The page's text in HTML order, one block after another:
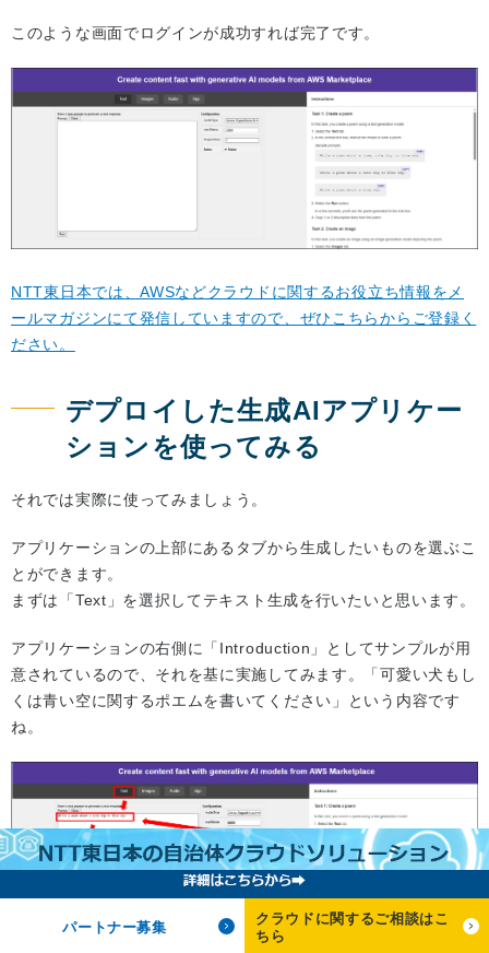
このような画面でログインが成功すれば完了です。
NTT東日本では、AWSなどクラウドに関するお役立ち情報をメ
ールマガジンにて発信していますので、ぜひこちらからご登録く
ださい。
デプロイした生成AIアプリケー
ションを使ってみる
それでは実際に使ってみましょう。
アプリケーションの上部にあるタブから生成したいものを選ぶこ
とができます。
まずは「Text」を選択してテキスト生成を行いたいと思います。
アプリケーションの右側に「Introduction」としてサンプルが用
意されているので、それを基に実施してみます。「可愛い犬もし
くは青い空に関するポエムを書いてください」という内容です
ね。
パートナー募集
クラウドに関するご相談はこ
ちら